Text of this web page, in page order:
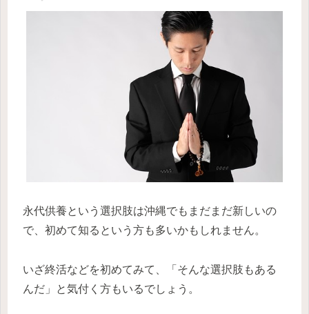
永代供養という選択肢は沖縄でもまだまだ新しいの
で、初めて知るという方も多いかもしれません。
いざ終活などを初めてみて、「そんな選択肢もある
んだ」と気付く方もいるでしょう。